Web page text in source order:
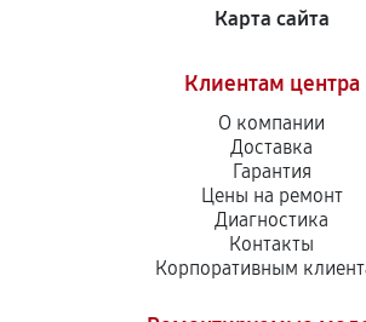
Карта сайта
Клиентам центра
О компании
Доставка
Гарантия
Цены на ремонт
Диагностика
Контакты
Корпоративным